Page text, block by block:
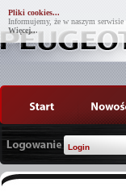
Pliki cookies...
Informujemy, że w naszym
Więcej...